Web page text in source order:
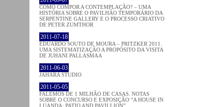
COMO COMPOR A CONTEMPLAÇÃO? – UMA
HISTÓRIA SOBRE O PAVILHÃO TEMPORÁRIO DA
SERPENTINE GALLERY E O PROCESSO CRIATIVO
DE PETER ZUMTHOR
2011-07-18
EDUARDO SOUTO DE MOURA – PRITZKER 2011.
UMA SISTEMATIZAÇÃO A PROPÓSITO DA VISITA
DE JUHANI PALLASMAA
2011-06-03
JAHARA STUDIO
2011-05-05
FALEMOS DE 1 MILHÃO DE CASAS. NOTAS
SOBRE O CONCURSO E EXPOSIÇÃO “A HOUSE IN
LUANDA: PATIO AND PAVILLION”